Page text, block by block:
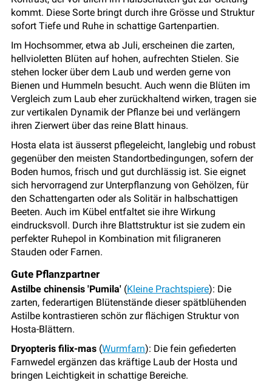
kommt. Diese Sorte bringt durch ihre Grösse und Struktur
sofort Tiefe und Ruhe in schattige Gartenpartien.
Im Hochsommer, etwa ab Juli, erscheinen die zarten,
hellvioletten Blüten auf hohen, aufrechten Stielen. Sie
stehen locker über dem Laub und werden gerne von
Bienen und Hummeln besucht. Auch wenn die Blüten im
Vergleich zum Laub eher zurückhaltend wirken, tragen sie
zur vertikalen Dynamik der Pflanze bei und verlängern
ihren Zierwert über das reine Blatt hinaus.
Hosta elata ist äusserst pflegeleicht, langlebig und robust
gegenüber den meisten Standortbedingungen, sofern der
Boden humos, frisch und gut durchlässig ist. Sie eignet
sich hervorragend zur Unterpflanzung von Gehölzen, für
den Schattengarten oder als Solitär in halbschattigen
Beeten. Auch im Kübel entfaltet sie ihre Wirkung
eindrucksvoll. Durch ihre Blattstruktur ist sie zudem ein
perfekter Ruhepol in Kombination mit filigraneren
Stauden oder Farnen.
Gute Pflanzpartner
Astilbe chinensis 'Pumila' (Kleine Prachtspiere): Die
zarten, federartigen Blütenstände dieser spätblühenden
Astilbe kontrastieren schön zur flächigen Struktur von
Hosta-Blättern.
Dryopteris filix-mas (Wurmfarn): Die fein gefiederten
Farnwedel ergänzen das kräftige Laub der Hosta und
bringen Leichtigkeit in schattige Bereiche.